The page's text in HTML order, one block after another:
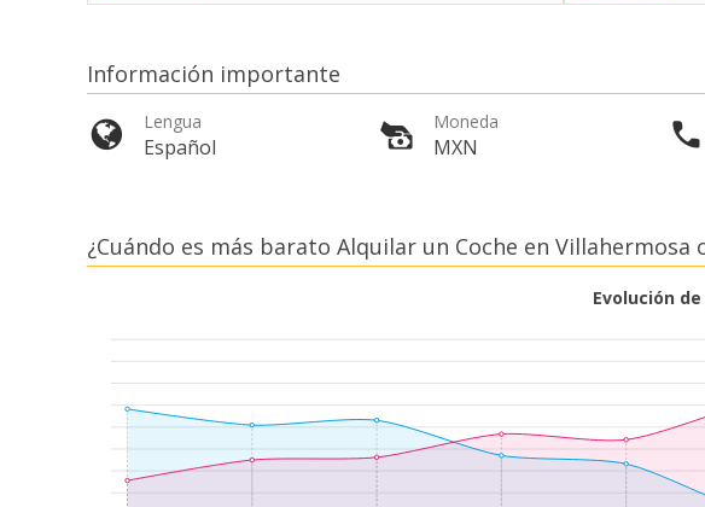
Información importante
Lengua
Español
Moneda
MXN
¿Cuándo es más barato Alquilar un Coche en Villahermosa
Evolución